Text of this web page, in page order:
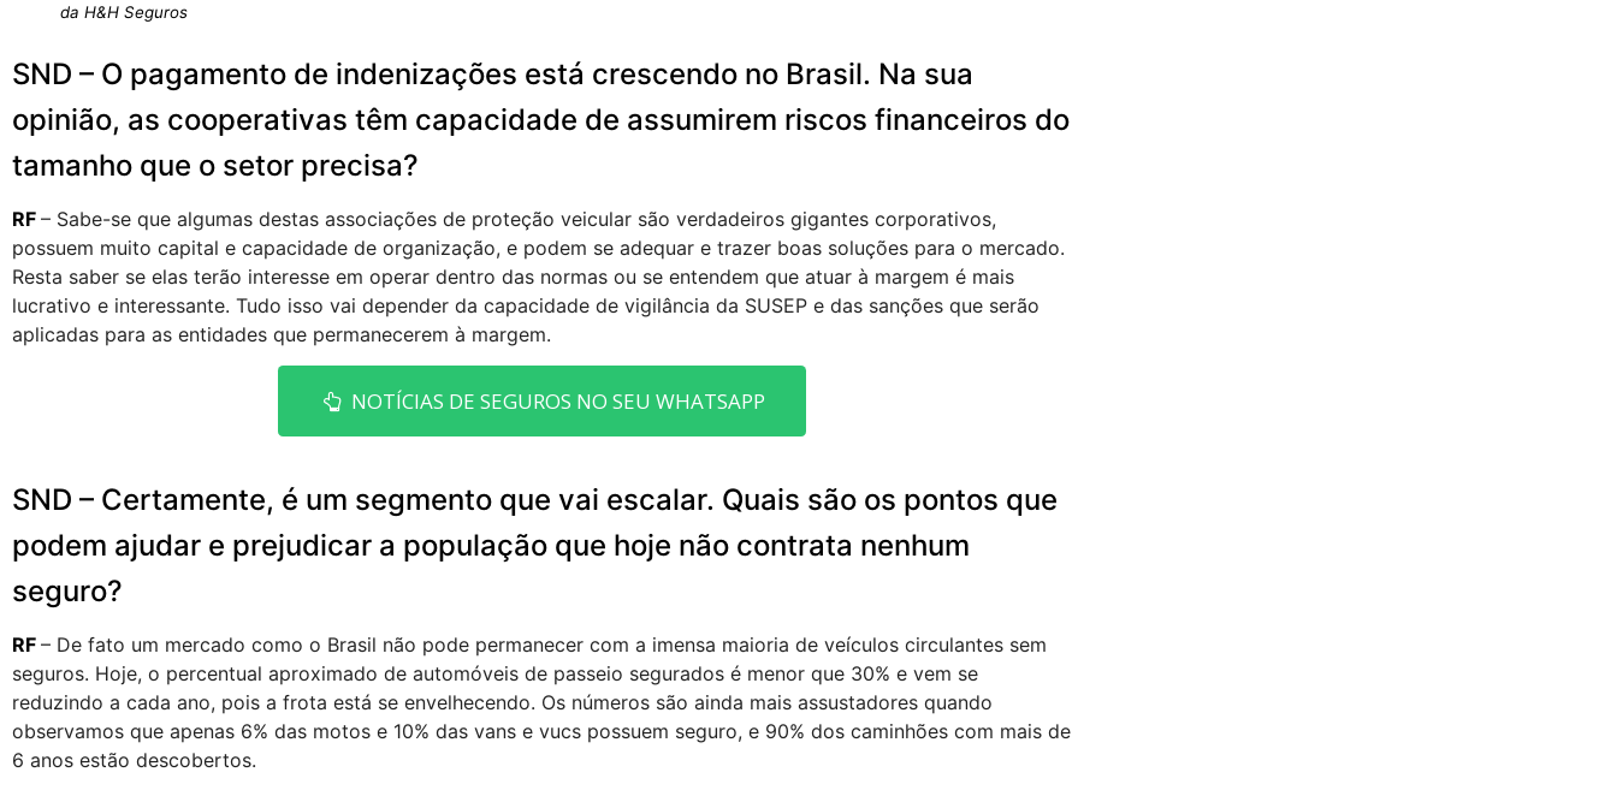
da H&H Seguros
SND – O pagamento de indenizações está crescendo no Brasil. Na sua
opinião, as cooperativas têm capacidade de assumirem riscos financeiros do
tamanho que o setor precisa?
RF – Sabe-se que algumas destas associações de proteção veicular são verdadeiros gigantes corporativos,
possuem muito capital e capacidade de organização, e podem se adequar e trazer boas soluções para o mercado.
Resta saber se elas terão interesse em operar dentro das normas ou se entendem que atuar à margem é mais
lucrativo e interessante. Tudo isso vai depender da capacidade de vigilância da SUSEP e das sanções que serão
aplicadas para as entidades que permanecerem à margem.
NOTÍCIAS DE SEGUROS NO SEU WHATSAPP
SND – Certamente, é um segmento que vai escalar. Quais são os pontos que
podem ajudar e prejudicar a população que hoje não contrata nenhum
seguro?
RF – De fato um mercado como o Brasil não pode permanecer com a imensa maioria de veículos circulantes sem
seguros. Hoje, o percentual aproximado de automóveis de passeio segurados é menor que 30% e vem se
reduzindo a cada ano, pois a frota está se envelhecendo. Os números são ainda mais assustadores quando
observamos que apenas 6% das motos e 10% das vans e vucs possuem seguro, e 90% dos caminhões com mais de
6 anos estão descobertos.